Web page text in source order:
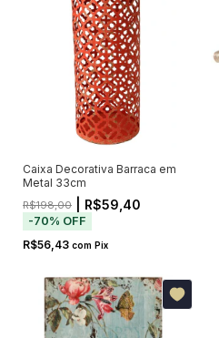
Caixa Decorativa Barraca em
Metal 33cm
R$198,00 | R$59,40
-70% OFF
R$56,43 com Pix